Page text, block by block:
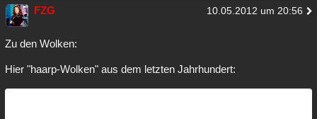
FZG 10.05.2012 um 20:56
Zu den Wolken:
Hier "haarp-Wolken" aus dem letzten Jahrhundert: